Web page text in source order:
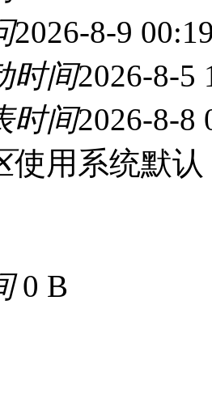
2026-8-9
时间2026-8-5
时间2026-8-8
使用系统默认
0 B